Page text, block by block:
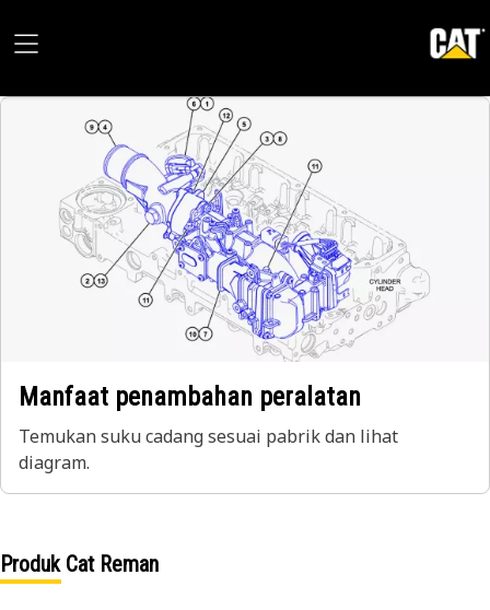
Manfaat penambahan peralatan
Temukan suku cadang sesuai pabrik dan lihat
diagram.
Produk Cat Reman